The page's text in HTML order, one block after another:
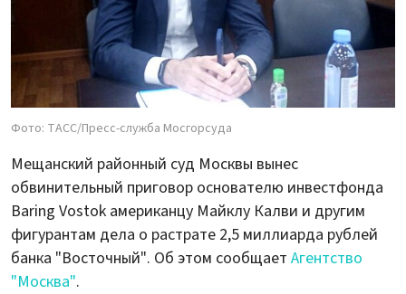
Фото: ТАСС/Пресс-служба Мосгорсуда
Мещанский районный суд Москвы вынес
обвинительный приговор основателю инвестфонда
Baring Vostok американцу Майклу Калви и другим
фигурантам дела о растрате 2,5 миллиарда рублей
банка "Восточный". Об этом сообщает Агентство
"Москва".